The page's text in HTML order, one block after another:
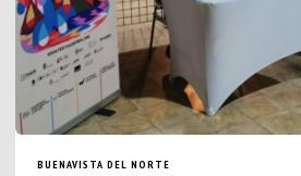
BUENAVISTA DEL NORTE